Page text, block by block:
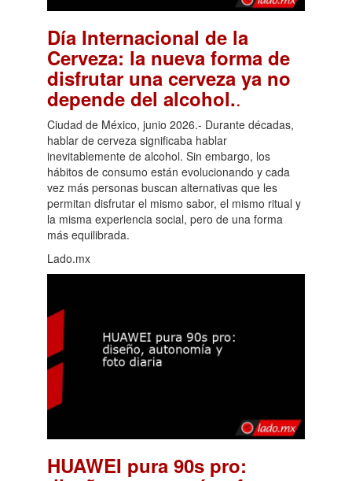
Día Internacional de la
Cerveza: la nueva forma de
disfrutar una cerveza ya no
depende del alcohol..
Ciudad de México, junio 2026.- Durante décadas,
hablar de cerveza significaba hablar
inevitablemente de alcohol. Sin embargo, los
hábitos de consumo están evolucionando y cada
vez más personas buscan alternativas que les
permitan disfrutar el mismo sabor, el mismo ritual y
la misma experiencia social, pero de una forma
más equilibrada.
Lado.mx
HUAWEI pura 90s pro: